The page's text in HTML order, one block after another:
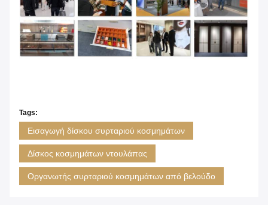
Tags:
Εισαγωγή δίσκου συρταριού κοσμημάτων
Δίσκος κοσμημάτων ντουλάπας
Οργανωτής συρταριού κοσμημάτων από βελούδο